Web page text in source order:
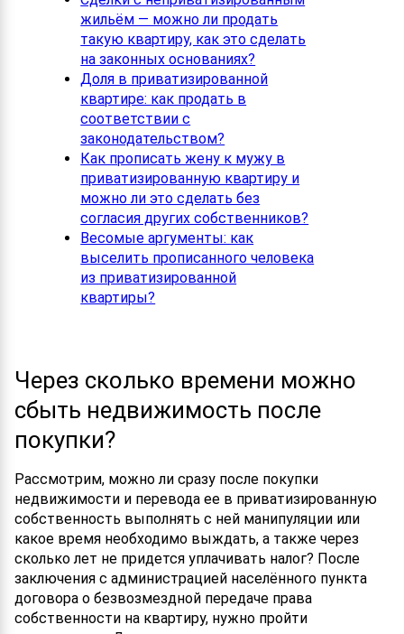
жильём — можно ли продать
такую квартиру, как это сделать
на законных основаниях?
Доля в приватизированной
квартире: как продать в
соответствии с
законодательством?
Как прописать жену к мужу в
приватизированную квартиру и
можно ли это сделать без
согласия других собственников?
Весомые аргументы: как
выселить прописанного человека
из приватизированной
квартиры?
Через сколько времени можно
сбыть недвижимость после
покупки?
Рассмотрим, можно ли сразу после покупки
недвижимости и перевода ее в приватизированную
собственность выполнять с ней манипуляции или
какое время необходимо выждать, а также через
сколько лет не придется уплачивать налог? После
заключения с администрацией населённого пункта
договора о безвозмездной передаче права
собственности на квартиру, нужно пройти